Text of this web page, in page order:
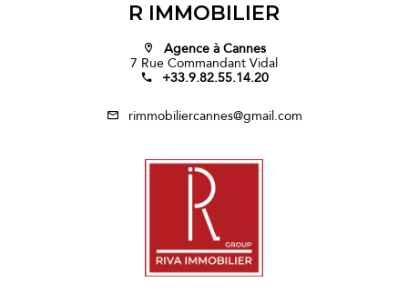
R IMMOBILIER
Agence à Cannes
7 Rue Commandant Vidal
+33.9.82.55.14.20
rimmobiliercannes@gmail.com